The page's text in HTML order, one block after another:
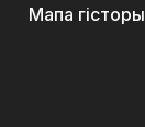
Мапа